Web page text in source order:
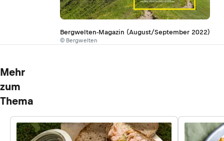
Bergwelten-Magazin (August/September 2022)
© Bergwelten
Mehr
zum
Thema